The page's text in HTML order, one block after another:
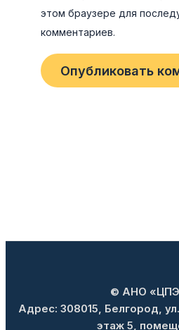
этом браузере для
комментариев.
© АНО
Адрес: 308015, Белгород,
этаж 5,